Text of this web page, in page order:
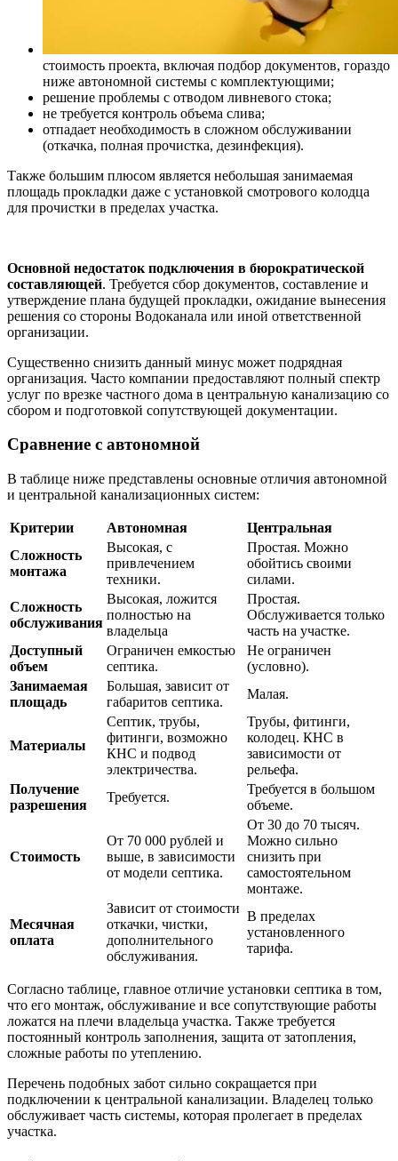
стоимость проекта, включая подбор документов, гораздо
ниже автономной системы с комплектующими;
решение проблемы с отводом ливневого стока;
не требуется контроль объема слива;
отпадает необходимость в сложном обслуживании
(откачка, полная прочистка, дезинфекция).
Также большим плюсом является небольшая занимаемая
площадь прокладки даже с установкой смотрового колодца
для прочистки в пределах участка.
Основной недостаток подключения в бюрократической
составляющей. Требуется сбор документов, составление и
утверждение плана будущей прокладки, ожидание вынесения
решения со стороны Водоканала или иной ответственной
организации.
Существенно снизить данный минус может подрядная
организация. Часто компании предоставляют полный спектр
услуг по врезке частного дома в центральную канализацию со
сбором и подготовкой сопутствующей документации.
Сравнение с автономной
В таблице ниже представлены основные отличия автономной
и центральной канализационных систем:
Критерии Автономная
Центральная
Сложность
монтажа
Высокая, с
привлечением
техники.
Простая. Можно
обойтись своими
силами.
Сложность
обслуживания
Высокая, ложится
полностью на
владельца
Простая.
Обслуживается только
часть на участке.
Доступный
объем
Ограничен емкостью
септика.
Не ограничен
(условно).
Занимаемая
площадь
Большая, зависит от
габаритов септика.
Малая.
Материалы
Септик, трубы,
фитинги, возможно
КНС и подвод
электричества.
Трубы, фитинги,
колодец. КНС в
зависимости от
рельефа.
Получение
разрешения
Требуется.
Требуется в большом
объеме.
Стоимость
От 70 000 рублей и
выше, в зависимости
от модели септика.
От 30 до 70 тысяч.
Можно сильно
снизить при
самостоятельном
монтаже.
Месячная
оплата
Зависит от стоимости
откачки, чистки,
дополнительного
обслуживания.
В пределах
установленного
тарифа.
Согласно таблице, главное отличие установки септика в том,
что его монтаж, обслуживание и все сопутствующие работы
ложатся на плечи владельца участка. Также требуется
постоянный контроль заполнения, защита от затопления,
сложные работы по утеплению.
Перечень подобных забот сильно сокращается при
подключении к центральной канализации. Владелец только
обслуживает часть системы, которая пролегает в пределах
участка.